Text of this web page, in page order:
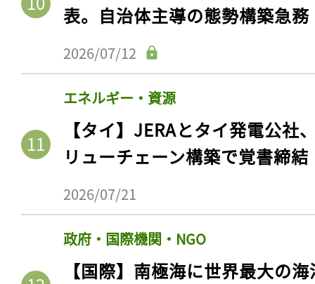
表。自治体主導の態勢構築急務
2026/07/12
エネルギー・資源
【タイ】JERAとタイ発電公社
リューチェーン構築で覚書締結
2026/07/21
政府・国際機関・NGO
【国際】南極海に世界最大の